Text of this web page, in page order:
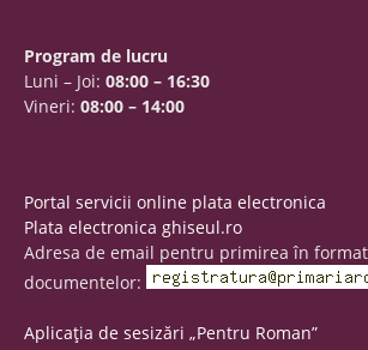
Program de lucru
Luni – Joi: 08:00 – 16:30
Vineri: 08:00 – 14:00
Portal servicii online plata electronica
Plata electronica ghiseul.ro
Adresa de email pentru primirea în
documentelor:
Aplicația de sesizări „Pentru Roman”